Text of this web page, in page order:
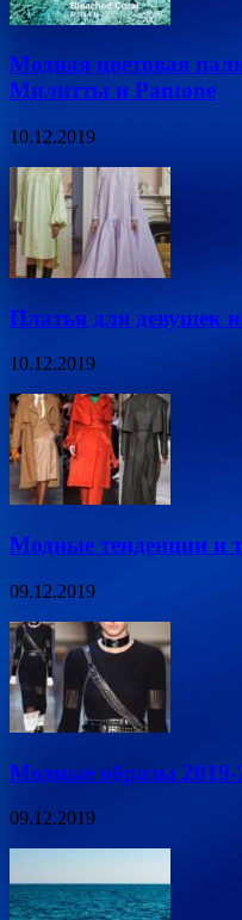
Модная цветовая
Милитты и Pantone
10.12.2019
Платья для девушек
10.12.2019
Модные тенденции и
09.12.2019
Модные образы 2019-
09.12.2019